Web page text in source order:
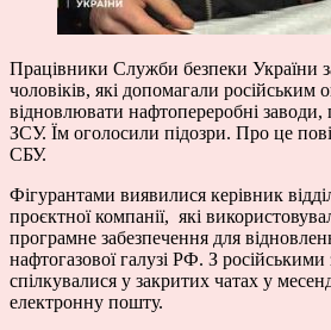
Працівники Служби безпеки України
чоловіків, які допомагали російським
відновлювати нафтопереробні заводи,
ЗСУ. Їм оголосили підозри. Про це
СБУ.
Фігурантами виявилися керівник
проєктної компанії, які
програмне забезпечення для
нафтогазової галузі РФ. З
спілкувалися у закритих чатах у
електронну пошту.